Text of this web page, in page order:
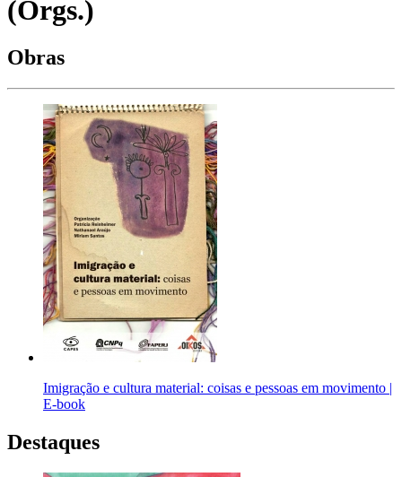
(Orgs.)
Obras
Imigração e cultura material: coisas e pessoas em movimento |
E-book
Destaques